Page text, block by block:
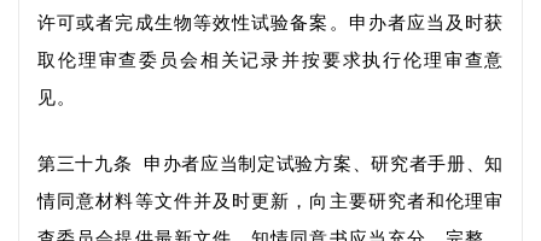
许可或者完成生物等效性试验备案。申办者应当及时获
取伦理审查委员会相关记录并按要求执行伦理审查意
见。
第三十九条 申办者应当制定试验方案 、研究者手册、知
情同意材料等文件并及时更新，向主要研究者和伦理审